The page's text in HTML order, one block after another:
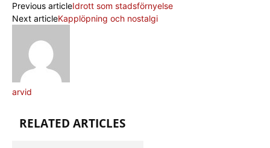
Previous articleIdrott som stadsförnyelse
Next articleKapplöpning och nostalgi
arvid
RELATED ARTICLES